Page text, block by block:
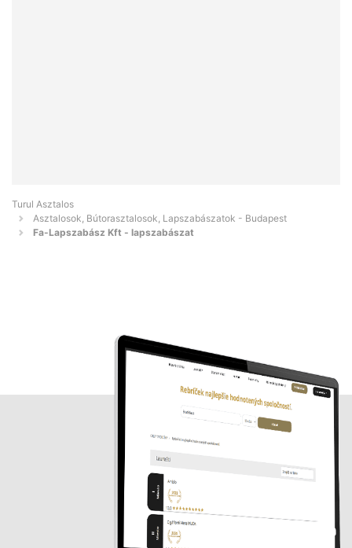
Turul Asztalos
Asztalosok, Bútorasztalosok, Lapszabászatok - Budapest
Fa-Lapszabász Kft - lapszabászat